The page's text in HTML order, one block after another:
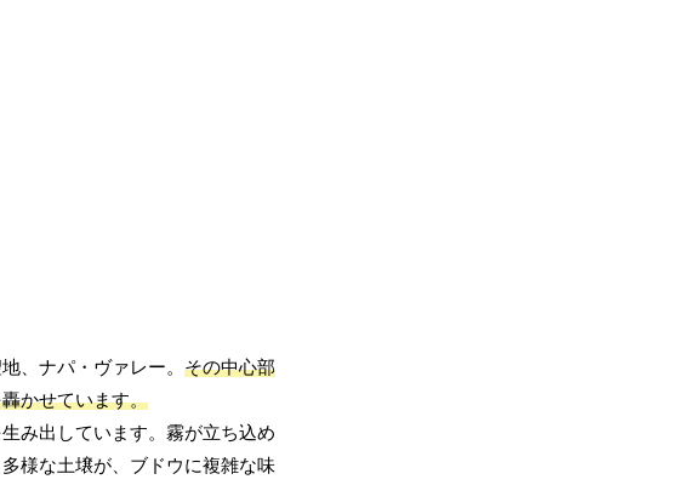
、ナパ・ヴァレー。 その中心部
かせています。
み出しています。霧が立ち込め
様な土壌が、ブドウに複雑な味